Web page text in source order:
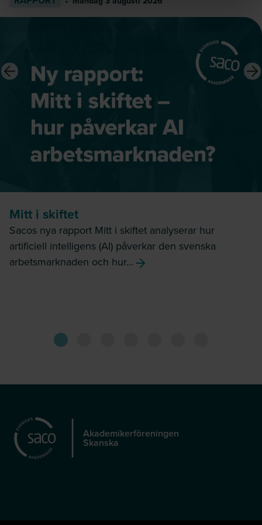
Mitt i skiftet
Sacos nya rapport Mitt i skiftet analyserar hur
artificiell intelligens (AI) påverkar den svenska
arbetsmarknaden och hur...
Akademikerföreningen
Skanska